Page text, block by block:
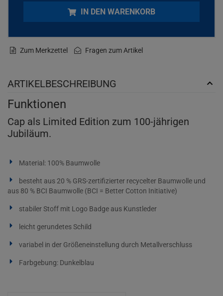
IN DEN WARENKORB
Zum Merkzettel Fragen zum Artikel
ARTIKELBESCHREIBUNG
Funktionen
Cap als Limited Edition zum 100-jährigen
Jubiläum.
Material: 100% Baumwolle
besteht aus 20 % GRS-zertifizierter recycelter Baumwolle und
aus 80 % BCI Baumwolle (BCI = Better Cotton Initiative)
stabiler Stoff mit Logo Badge aus Kunstleder
leicht gerundetes Schild
variabel in der Größeneinstellung durch Metallverschluss
Farbgebung: Dunkelblau